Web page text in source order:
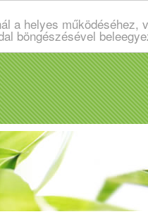
a helyes
böngészésével